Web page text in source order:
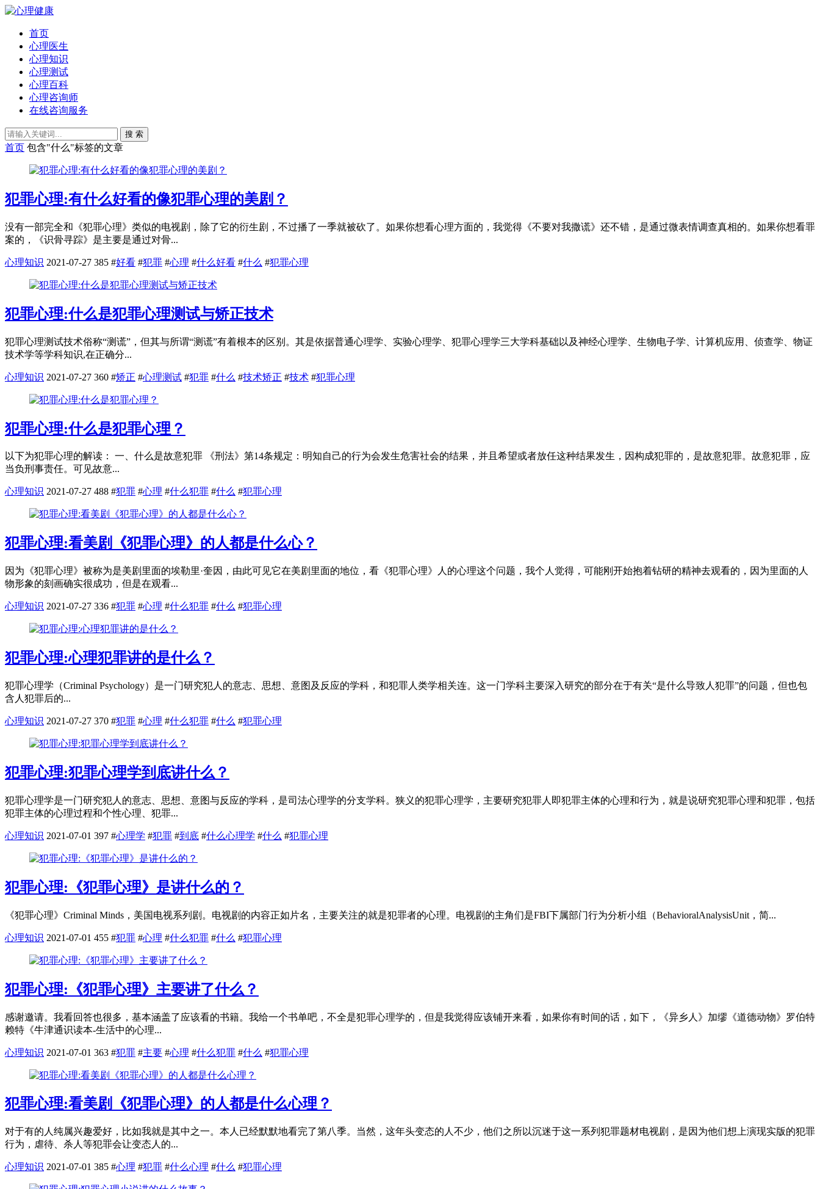
首页
心理医生
心理知识
心理测试
心理百科
心理咨询师
在线咨询服务
搜 索
首页 包含"什么"标签的文章
犯罪心理:有什么好看的像犯罪心理的美剧？
没有一部完全和《犯罪心理》类似的电视剧，除了它的衍生剧，不过播了一季就被砍了。如果你想看心理方面的，我觉得《不要对我撒谎》还不错，是通过微表情调查真相的。如果你想看罪
案的，《识骨寻踪》是主要是通过对骨...
心理知识 2021-07-27 385 #好看 #犯罪 #心理 #什么好看 #什么 #犯罪心理
犯罪心理:什么是犯罪心理测试与矫正技术
犯罪心理测试技术俗称“测谎”，但其与所谓“测谎”有着根本的区别。其是依据普通心理学、实验心理学、犯罪心理学三大学科基础以及神经心理学、生物电子学、计算机应用、侦查学、物证
技术学等学科知识,在正确分...
心理知识 2021-07-27 360 #矫正 #心理测试 #犯罪 #什么 #技术矫正 #技术 #犯罪心理
犯罪心理:什么是犯罪心理？
以下为犯罪心理的解读： 一、什么是故意犯罪 《刑法》第14条规定：明知自己的行为会发生危害社会的结果，并且希望或者放任这种结果发生，因构成犯罪的，是故意犯罪。故意犯罪，应
当负刑事责任。可见故意...
心理知识 2021-07-27 488 #犯罪 #心理 #什么犯罪 #什么 #犯罪心理
犯罪心理:看美剧《犯罪心理》的人都是什么心？
因为《犯罪心理》被称为是美剧里面的埃勒里·奎因，由此可见它在美剧里面的地位，看《犯罪心理》人的心理这个问题，我个人觉得，可能刚开始抱着钻研的精神去观看的，因为里面的人
物形象的刻画确实很成功，但是在观看...
心理知识 2021-07-27 336 #犯罪 #心理 #什么犯罪 #什么 #犯罪心理
犯罪心理:心理犯罪讲的是什么？
犯罪心理学（Criminal Psychology）是一门研究犯人的意志、思想、意图及反应的学科，和犯罪人类学相关连。这一门学科主要深入研究的部分在于有关“是什么导致人犯罪”的问题，但也包
含人犯罪后的...
心理知识 2021-07-27 370 #犯罪 #心理 #什么犯罪 #什么 #犯罪心理
犯罪心理:犯罪心理学到底讲什么？
犯罪心理学是一门研究犯人的意志、思想、意图与反应的学科，是司法心理学的分支学科。狭义的犯罪心理学，主要研究犯罪人即犯罪主体的心理和行为，就是说研究犯罪心理和犯罪，包括
犯罪主体的心理过程和个性心理、犯罪...
心理知识 2021-07-01 397 #心理学 #犯罪 #到底 #什么心理学 #什么 #犯罪心理
犯罪心理:《犯罪心理》是讲什么的？
《犯罪心理》Criminal Minds，美国电视系列剧。电视剧的内容正如片名，主要关注的就是犯罪者的心理。电视剧的主角们是FBI下属部门行为分析小组（BehavioralAnalysisUnit，简...
心理知识 2021-07-01 455 #犯罪 #心理 #什么犯罪 #什么 #犯罪心理
犯罪心理:《犯罪心理》主要讲了什么？
感谢邀请。我看回答也很多，基本涵盖了应该看的书籍。我给一个书单吧，不全是犯罪心理学的，但是我觉得应该铺开来看，如果你有时间的话，如下，《异乡人》加缪《道德动物》罗伯特
赖特《牛津通识读本-生活中的心理...
心理知识 2021-07-01 363 #犯罪 #主要 #心理 #什么犯罪 #什么 #犯罪心理
犯罪心理:看美剧《犯罪心理》的人都是什么心理？
对于有的人纯属兴趣爱好，比如我就是其中之一。本人已经默默地看完了第八季。当然，这年头变态的人不少，他们之所以沉迷于这一系列犯罪题材电视剧，是因为他们想上演现实版的犯罪
行为，虐待、杀人等犯罪会让变态人的...
心理知识 2021-07-01 385 #心理 #犯罪 #什么心理 #什么 #犯罪心理